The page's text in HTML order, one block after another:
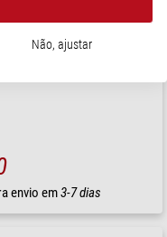
envio em
envio em3-7 dias
Não, ajustar